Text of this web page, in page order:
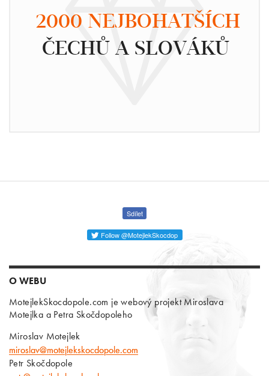
2000 NEJBOHATŠÍCH
ČECHŮ A SLOVÁKŮ
Sdílet
Follow @MotejlekSkocdop
O WEBU
MotejlekSkocdopole.com je webový projekt Miroslava
Motejlka a Petra Skočdopoleho
Miroslav Motejlek
miroslav@motejlekskocdopole.com
Petr Skočdopole